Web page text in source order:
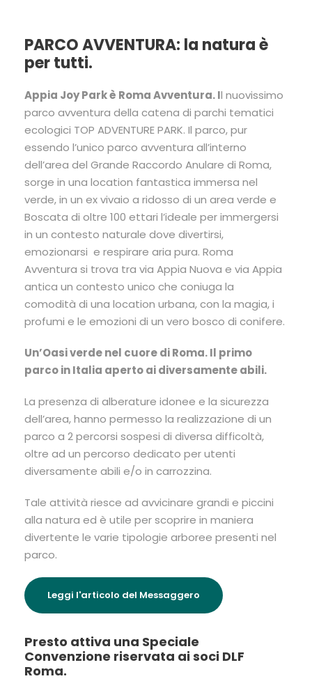
PARCO AVVENTURA: la natura è
per tutti.
Appia Joy Park è Roma Avventura. Il nuovissimo
parco avventura della catena di parchi tematici
ecologici TOP ADVENTURE PARK. Il parco, pur
essendo l’unico parco avventura all’interno
dell’area del Grande Raccordo Anulare di Roma,
sorge in una location fantastica immersa nel
verde, in un ex vivaio a ridosso di un area verde e
Boscata di oltre 100 ettari l’ideale per immergersi
in un contesto naturale dove divertirsi,
emozionarsi e respirare aria pura. Roma
Avventura si trova tra via Appia Nuova e via Appia
antica un contesto unico che coniuga la
comodità di una location urbana, con la magia, i
profumi e le emozioni di un vero bosco di conifere.
Un’Oasi verde nel cuore di Roma. Il primo
parco in Italia aperto ai diversamente abili.
La presenza di alberature idonee e la sicurezza
dell’area, hanno permesso la realizzazione di un
parco a 2 percorsi sospesi di diversa difficoltà,
oltre ad un percorso dedicato per utenti
diversamente abili e/o in carrozzina.
Tale attività riesce ad avvicinare grandi e piccini
alla natura ed è utile per scoprire in maniera
divertente le varie tipologie arboree presenti nel
parco.
Leggi l'articolo del Messaggero
Presto attiva una Speciale
Convenzione riservata ai soci DLF
Roma.